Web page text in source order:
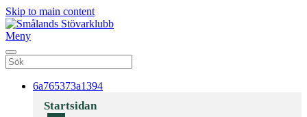
Skip to main content
Meny
6a765373a1394
Startsidan